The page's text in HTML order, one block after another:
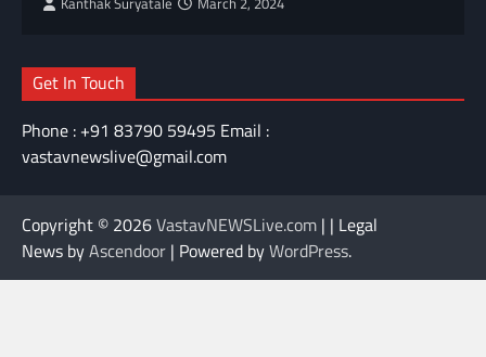
Get In Touch
Phone : +91 83790 59495 Email :
vastavnewslive@gmail.com
Copyright © 2026VastavNEWSLive.com | | Legal
News byAscendoor | Powered byWordPress.